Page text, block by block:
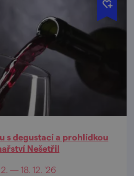
s degustací a prohlídkou
Nešetřil
— 18. 12. '26